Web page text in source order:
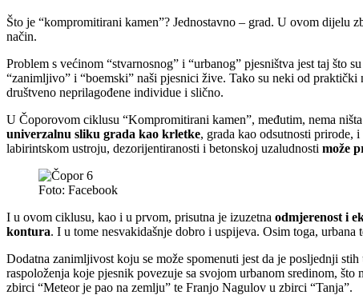
Što je “kompromitirani kamen”? Jednostavno – grad. U ovom dijelu
način.
Problem s većinom “stvarnosnog” i “urbanog” pjesništva jest taj
“zanimljivo” i “boemski” naši pjesnici žive. Tako su neki od
društveno neprilagođene individue i slično.
U Čoporovom ciklusu “Kompromitirani kamen”, međutim, nema
univerzalnu sliku grada kao krletke, grada kao odsutnosti prirode, i
labirintskom ustroju, dezorijentiranosti i betonskoj uzaludnosti može
Foto: Facebook
I u ovom ciklusu, kao i u prvom, prisutna je izuzetna odmjerenost i
kontura. I u tome nesvakidašnje dobro i uspijeva. Osim toga,
Dodatna zanimljivost koju se može spomenuti jest da je posljednji
raspoloženja koje pjesnik povezuje sa svojom urbanom sredinom,
zbirci “Meteor je pao na zemlju” te Franjo Nagulov u zbirci “Tanja”.